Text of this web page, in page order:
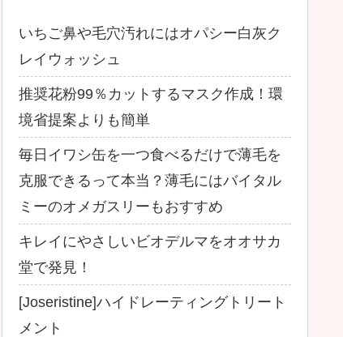
いちご鼻や毛穴汚れにはオパシー白灰ク
レイウォッシュ
推奨花粉99％カットするマスク作成！環
境省提案よりも簡単
毎日イワシ缶を一つ食べるだけで薄毛を
克服できるって本当？薄毛にはバイタル
ミーのオメガスリーもおすすめ
キレイにやさしいビオデルマをオオサカ
堂で発見！
[Joseristine]ハイドレーティングトリート
メント